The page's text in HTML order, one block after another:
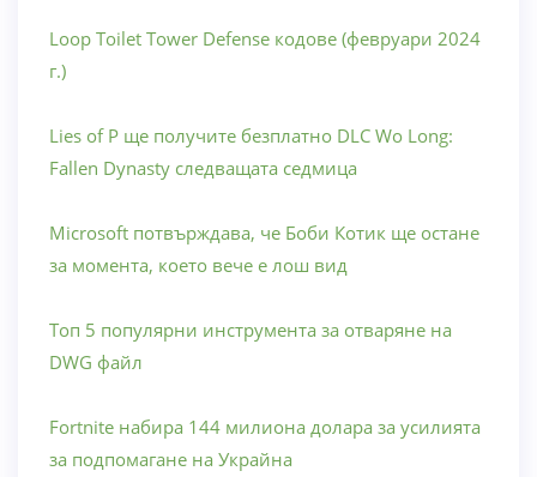
Loop Toilet Tower Defense кодове (февруари 2024
г.)
Lies of P ще получите безплатно DLC Wo Long:
Fallen Dynasty следващата седмица
Microsoft потвърждава, че Боби Котик ще остане
за момента, което вече е лош вид
Топ 5 популярни инструмента за отваряне на
DWG файл
Fortnite набира 144 милиона долара за усилията
за подпомагане на Украйна